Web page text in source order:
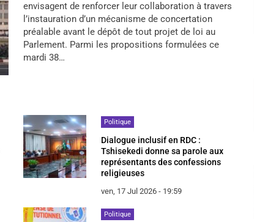
envisagent de renforcer leur collaboration à travers
l’instauration d’un mécanisme de concertation
préalable avant le dépôt de tout projet de loi au
Parlement. Parmi les propositions formulées ce
mardi 38…
Politique
Dialogue inclusif en RDC :
Tshisekedi donne sa parole aux
représentants des confessions
religieuses
ven, 17 Jul 2026 - 19:59
Politique